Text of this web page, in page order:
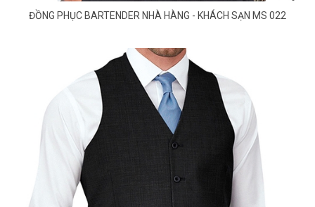
ĐỒNG PHỤC BARTENDER NHÀ HÀNG - KHÁCH SẠN MS 022